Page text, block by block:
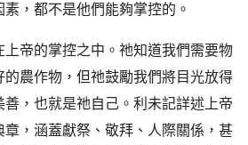
，都不是他們能夠掌控的。
帝的掌控之中。祂知道我們需要物
的農作物，但祂鼓勵我們將目光放得
善，也就是祂自己。利未記詳述上帝
章，涵蓋獻祭、敬拜、人際關係，甚